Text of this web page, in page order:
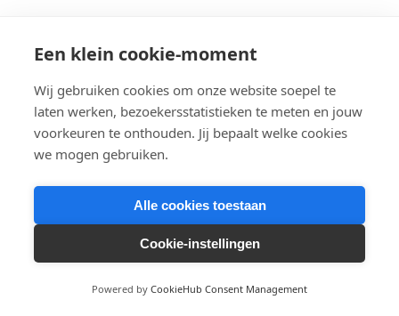
Een klein cookie-moment
Wij gebruiken cookies om onze website soepel te
laten werken, bezoekersstatistieken te meten en jouw
voorkeuren te onthouden. Jij bepaalt welke cookies
we mogen gebruiken.
Alle cookies toestaan
Cookie-instellingen
Powered by CookieHub Consent Management